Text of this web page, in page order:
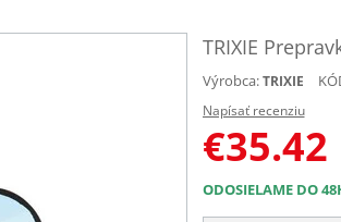
TRIXIE
Výrobca: TRIXIE
Napísať recenziu
€35.42
ODOSIELAME DO